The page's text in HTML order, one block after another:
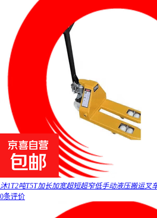
沐1T2吨T5T加长加宽超短超窄低手动液压搬运叉
0条评价